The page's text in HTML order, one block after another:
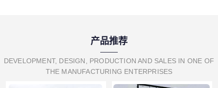
产品推荐
DEVELOPMENT, DESIGN, PRODUCTION AND SALES IN ONE OF
THE MANUFACTURING ENTERPRISES